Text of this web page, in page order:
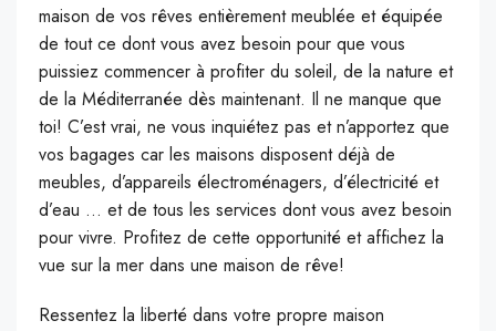
maison de vos rêves entièrement meublée et équipée
de tout ce dont vous avez besoin pour que vous
puissiez commencer à profiter du soleil, de la nature et
de la Méditerranée dès maintenant. Il ne manque que
toi! C’est vrai, ne vous inquiétez pas et n’apportez que
vos bagages car les maisons disposent déjà de
meubles, d’appareils électroménagers, d’électricité et
d’eau … et de tous les services dont vous avez besoin
pour vivre. Profitez de cette opportunité et affichez la
vue sur la mer dans une maison de rêve!
Ressentez la liberté dans votre propre maison